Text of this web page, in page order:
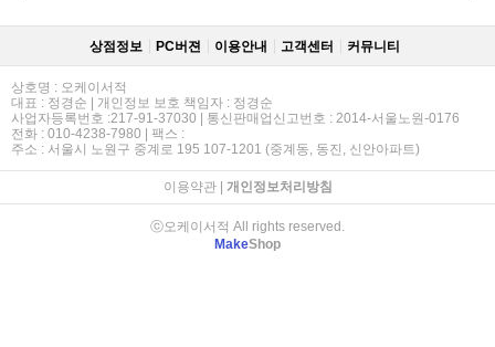
상점정보 PC버젼 이용안내 고객센터 커뮤니티
상호명 : 오케이서적
대표 : 정경순 | 개인정보 보호 책임자 : 정경순
사업자등록번호 :217-91-37030 | 통신판매업신고번호 : 2014-서울노원-0176
전화 : 010-4238-7980 | 팩스 :
주소 : 서울시 노원구 중계로 195 107-1201 (중계동, 동진, 신안아파트)
이용약관| 개인정보처리방침
ⓒ오케이서적 All rights reserved.
MakeShop